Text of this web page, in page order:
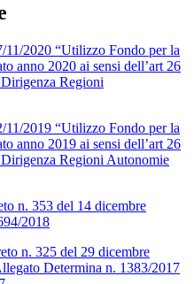
11/2020 “Utilizzo Fondo per la
anno 2020 ai sensi dell’art 26
Regioni
11/2019 “Utilizzo Fondo per la
anno 2019 ai sensi dell’art 26
Regioni Autonomie
n. 353 del 14 dicembre
2018
n. 325 del 29 dicembre
Determina n. 1383/2017